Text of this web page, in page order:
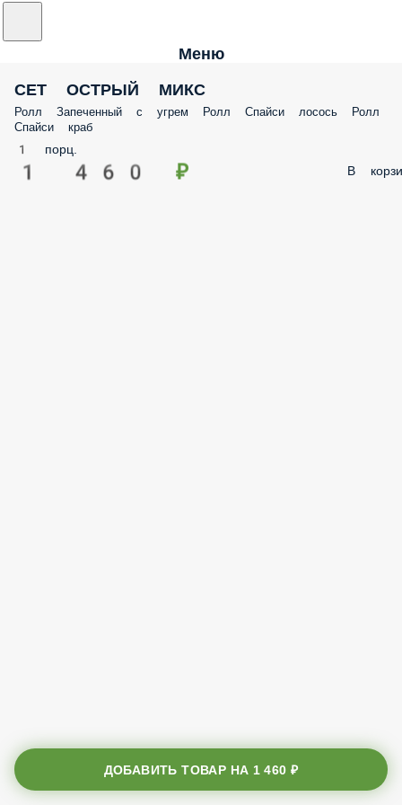
Меню
СЕТ ОСТРЫЙ МИКС
Ролл Запеченный с угрем Ролл Спайси лосось Ролл
Спайси краб
1 порц.
1 460 ₽ В
ДОБАВИТЬ ТОВАР НА 1 460 ₽